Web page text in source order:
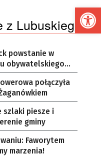
z Lubuskiego
powstanie w
obywatelskiego
połączyła
szlaki piesze i
gminy
Faworytem
marzenia!